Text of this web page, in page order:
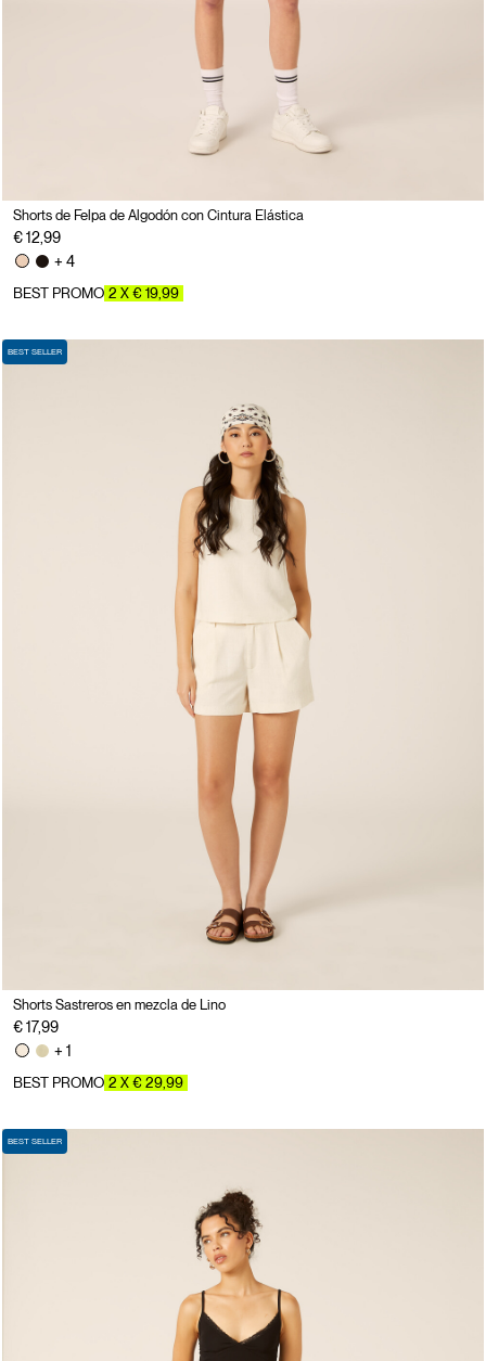
Shorts de Felpa de Algodón con Cintura Elástica
€ 12,99
+ 4
BEST PROMO 2 X € 19,99
BEST SELLER
Shorts Sastreros en mezcla de Lino
€ 17,99
+ 1
BEST PROMO 2 X € 29,99
BEST SELLER